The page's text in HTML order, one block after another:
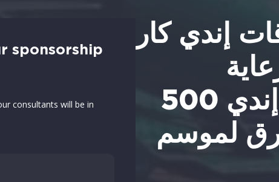
إندي كار
الرئيسية لسباق إندي 500
لموسم
sponsorship
consultants will be in